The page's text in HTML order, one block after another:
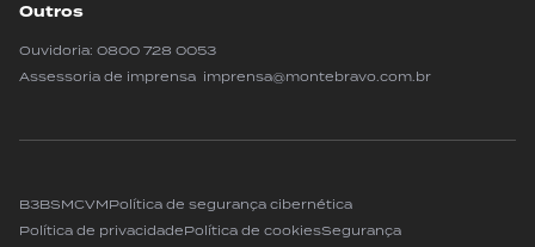
Outros
Ouvidoria: 0800 728 0053
Assessoria de imprensa imprensa@montebravo.com.br
B3BSMCVMPolítica de segurança cibernética
Política de privacidadePolítica de cookiesSegurança